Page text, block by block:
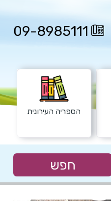
09-8985111
הספריה העירונית